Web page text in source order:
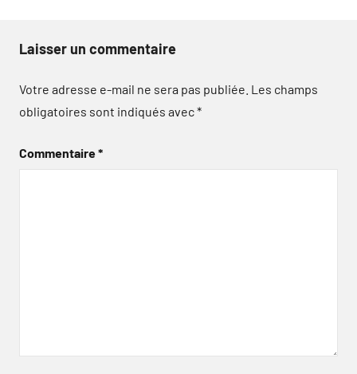
Laisser un commentaire
Votre adresse e-mail ne sera pas publiée. Les champs
obligatoires sont indiqués avec*
Commentaire*